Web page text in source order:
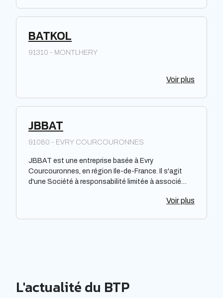
BATKOL
91310 - MONTLHERY
Voir plus
JBBAT
91080 - EVRY COURCOURONNES
JBBAT est une entreprise basée à Evry
Courcouronnes, en région Ile-de-France. Il s'agit
d'une Société à responsabilité limitée à associé
d'activité précis qui n'est pas mentionné dans laVoir plus
L'actualité du BTP